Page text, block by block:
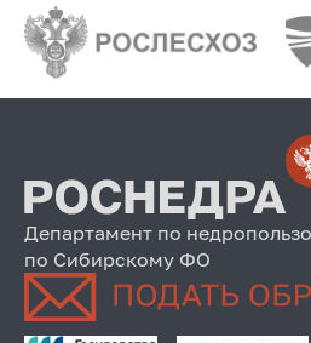
Департамент по
по Сибирскому ФО